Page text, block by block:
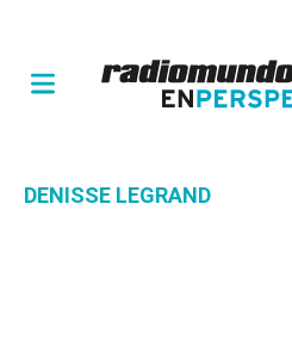
DENISSE LEGRAND